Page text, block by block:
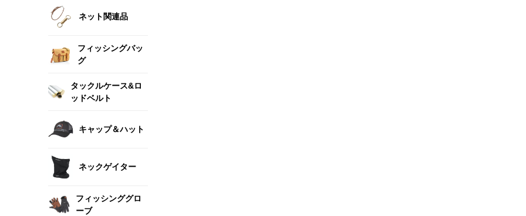
ネット関連品
フィッシングバッ
グ
タックルケース&ロ
ッドベルト
キャップ＆ハット
ネックゲイター
フィッシンググロ
ーブ